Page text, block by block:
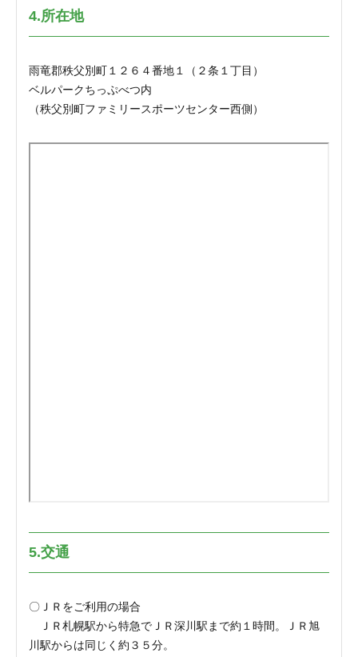
4.所在地
雨竜郡秩父別町１２６４番地１（２条１丁目）
ベルパークちっぷべつ内
（秩父別町ファミリースポーツセンター西側）
5.交通
〇ＪＲをご利用の場合
ＪＲ札幌駅から特急でＪＲ深川駅まで約１時間。ＪＲ旭
川駅からは同じく約３５分。